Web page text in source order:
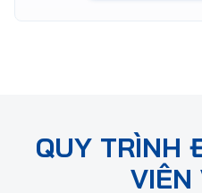
QUY TRÌNH
VIÊN